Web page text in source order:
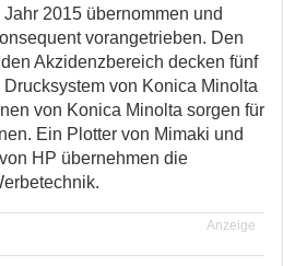
2015 übernommen und
vorangetrieben. Den
Akzidenzbereich decken fünf
von Konica Minolta
von Konica Minolta sorgen für
Ein Plotter von Mimaki und
HP übernehmen die
Anzeige